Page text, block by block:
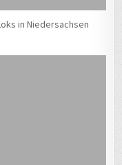
in Niedersachsen